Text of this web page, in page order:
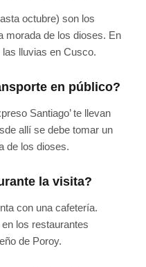
octubre) son los
morada de los dioses. En
lluvias en Cusco.
en público?
Santiago’ te llevan
allí se debe tomar un
de los dioses.
la visita?
con una cafetería.
los restaurantes
de Poroy.